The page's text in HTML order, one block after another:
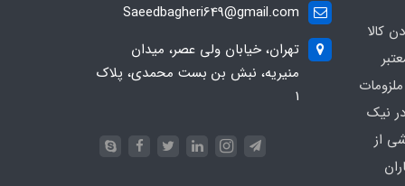
کالا
نیک
از
Saeedbagheri649@gmail.com
تهران، خیابان ولی عصر، میدان
منیریه، نبش بن بست محمدی، پلاک
۱